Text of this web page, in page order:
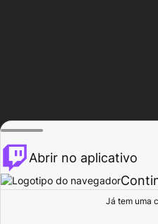
Procurar
Abrir no aplicativo
Já tem uma